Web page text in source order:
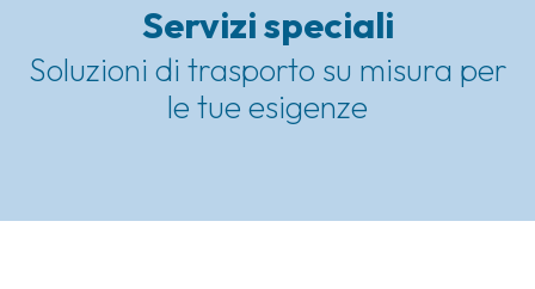
Servizi speciali
Soluzioni di trasporto su misura per
le tue esigenze